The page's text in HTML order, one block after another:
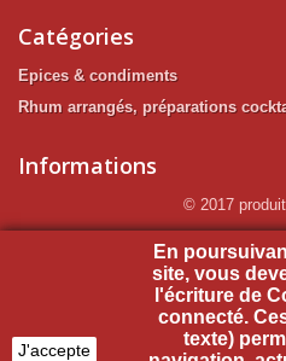
Catégories
Epices & condiments
Rhum arrangés, préparations
Informations
© 2017
Informations sur votre
J'accepte
En
site, vous
l'écriture de
connecté.
texte)